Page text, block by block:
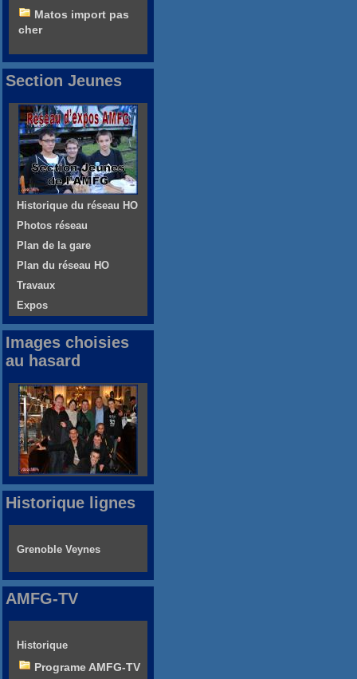
Matos import pas
cher
Section Jeunes
Historique du réseau HO
Photos réseau
Plan de la gare
Plan du réseau HO
Travaux
Expos
Images choisies
au hasard
Historique lignes
Grenoble Veynes
AMFG-TV
Historique
Programe AMFG-TV